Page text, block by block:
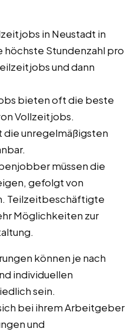
in Neustadt in
Stundenzahl pro
und dann
bieten oft die beste
Vollzeitjobs.
die unregelmäßigsten
müssen die
gefolgt von
Teilzeitbeschäftigte
Möglichkeiten zur
können je nach
individuellen
sein.
bei ihrem Arbeitgeber
und